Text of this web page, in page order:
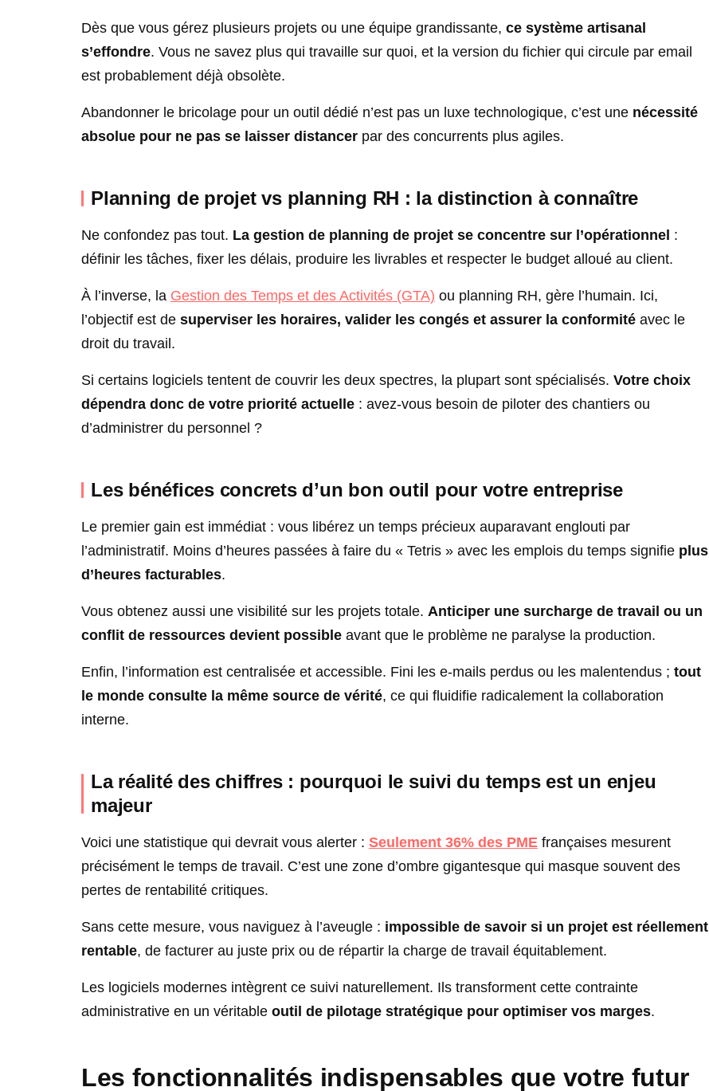
Dès que vous gérez plusieurs projets ou une équipe grandissante, ce système artisanal
s’effondre. Vous ne savez plus qui travaille sur quoi, et la version du fichier qui circule par email
est probablement déjà obsolète.
Abandonner le bricolage pour un outil dédié n’est pas un luxe technologique, c’est une nécessité
absolue pour ne pas se laisser distancer par des concurrents plus agiles.
Planning de projet vs planning RH : la distinction à connaître
Ne confondez pas tout. La gestion de planning de projet se concentre sur l’opérationnel :
définir les tâches, fixer les délais, produire les livrables et respecter le budget alloué au client.
À l’inverse, la Gestion des Temps et des Activités (GTA) ou planning RH, gère l’humain. Ici,
l’objectif est de superviser les horaires, valider les congés et assurer la conformité avec le
droit du travail.
Si certains logiciels tentent de couvrir les deux spectres, la plupart sont spécialisés. Votre choix
dépendra donc de votre priorité actuelle : avez-vous besoin de piloter des chantiers ou
d’administrer du personnel ?
Les bénéfices concrets d’un bon outil pour votre entreprise
Le premier gain est immédiat : vous libérez un temps précieux auparavant englouti par
l’administratif. Moins d’heures passées à faire du « Tetris » avec les emplois du temps signifie plus
d’heures facturables.
Vous obtenez aussi une visibilité sur les projets totale. Anticiper une surcharge de travail ou un
conflit de ressources devient possible avant que le problème ne paralyse la production.
Enfin, l’information est centralisée et accessible. Fini les e-mails perdus ou les malentendus ; tout
le monde consulte la même source de vérité, ce qui fluidifie radicalement la collaboration
interne.
La réalité des chiffres : pourquoi le suivi du temps est un enjeu
majeur
Voici une statistique qui devrait vous alerter : Seulement 36% des PME françaises mesurent
précisément le temps de travail. C’est une zone d’ombre gigantesque qui masque souvent des
pertes de rentabilité critiques.
Sans cette mesure, vous naviguez à l’aveugle : impossible de savoir si un projet est réellement
rentable, de facturer au juste prix ou de répartir la charge de travail équitablement.
Les logiciels modernes intègrent ce suivi naturellement. Ils transforment cette contrainte
administrative en un véritable outil de pilotage stratégique pour optimiser vos marges.
Les fonctionnalités indispensables que votre futur